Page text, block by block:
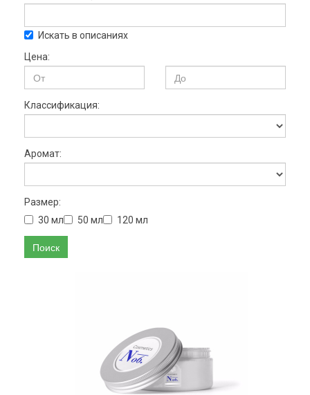
Искать в описаниях
Цена:
Классификация:
Аромат:
Размер:
30 мл
50 мл 120 мл
Поиск